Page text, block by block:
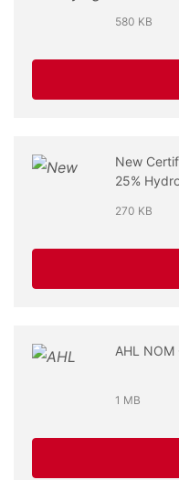
580 KB
New
25%
270 KB
AHL
1 MB